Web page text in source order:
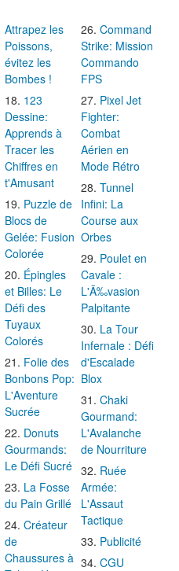
Attrapez les
Poissons,
évitez les
Bombes !
123
Dessine:
Apprends à
Tracer les
Chiffres en
t'Amusant
Puzzle de
Blocs de
Gelée: Fusion
Colorée
Épingles
et Billes: Le
Défi des
Tuyaux
Colorés
Folie des
Bonbons Pop:
L'Aventure
Sucrée
Donuts
Gourmands:
Le Défi Sucré
La Fosse
du Pain Grillé
Créateur
de
Chaussures à
Command
Strike: Mission
Commando
FPS
Pixel Jet
Fighter:
Combat
Aérien en
Mode Rétro
Tunnel
Infini: La
Course aux
Orbes
Poulet en
Cavale :
L'Ã‰vasion
Palpitante
La Tour
Infernale : Défi
d'Escalade
Blox
Chaki
Gourmand:
L'Avalanche
de Nourriture
Ruée
Armée:
L'Assaut
Tactique
Publicité
CGU